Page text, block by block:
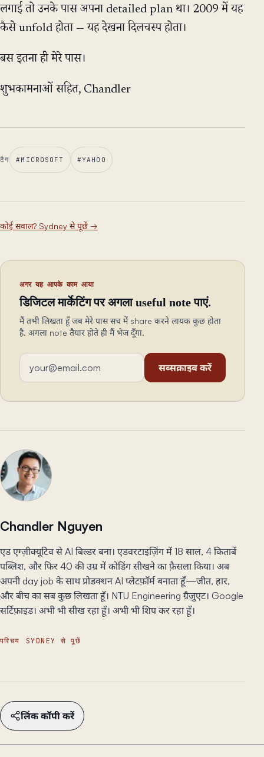
लगाई तो उनके पास अपना detailed plan था। 2009 में यह
कैसे unfold होता — यह देखना दिलचस्प होता।
बस इतना ही मेरे पास।
शुभकामनाओं सहित, Chandler
टैग #MICROSOFT #YAHOO
कोई सवाल? Sydney से पूछें →
अगर यह आपके काम आया
डिजिटल मार्केटिंग पर अगला useful note पाएं.
मैं तभी लिखता हूँ जब मेरे पास सच में share करने लायक कुछ होता
है. अगला note तैयार होते ही मैं भेज दूँगा.
ईमेल एड्रेस
सब्सक्राइब करें
Chandler Nguyen
एड एग्ज़ीक्यूटिव से AI बिल्डर बना। एडवरटाइज़िंग में 18 साल, 4 किताबें
पब्लिश, और फिर 40 की उम्र में कोडिंग सीखने का फ़ैसला किया। अब
अपनी day job के साथ प्रोडक्शन AI प्लेटफ़ॉर्म बनाता हूँ—जीत, हार,
और बीच का सब कुछ लिखता हूँ। NTU Engineering ग्रैजुएट। Google
सर्टिफ़ाइड। अभी भी सीख रहा हूँ। अभी भी शिप कर रहा हूँ।
परिचय SYDNEY से पूछें
लिंक कॉपी करें